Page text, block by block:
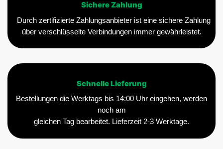
Sichere Zahlung
Durch zertifizierte Zahlungsanbieter ist eine sichere Zahlung
über verschlüsselte Verbindungen immer gewährleistet.
Schnelle Lieferung
Bestellungen die Werktags bis 14:00 Uhr eingehen, werden
noch am
gleichen Tag bearbeitet. Lieferzeit 2-3 Werktage.